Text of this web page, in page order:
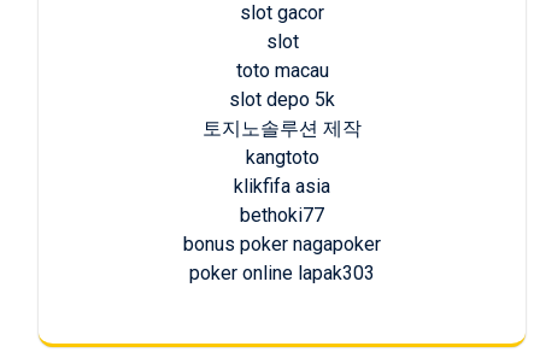
slot gacor
slot
toto macau
slot depo 5k
토지노솔루션 제작
kangtoto
klikfifa asia
bethoki77
bonus poker nagapoker
poker online lapak303